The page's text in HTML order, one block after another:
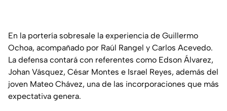
En la portería sobresale la experiencia de Guillermo
Ochoa, acompañado por Raúl Rangel y Carlos Acevedo.
La defensa contará con referentes como Edson Álvarez,
Johan Vásquez, César Montes e Israel Reyes, además del
joven Mateo Chávez, una de las incorporaciones que más
expectativa genera.